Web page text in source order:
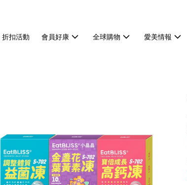
折扣活動 會員好康 全球購物 愛美情報